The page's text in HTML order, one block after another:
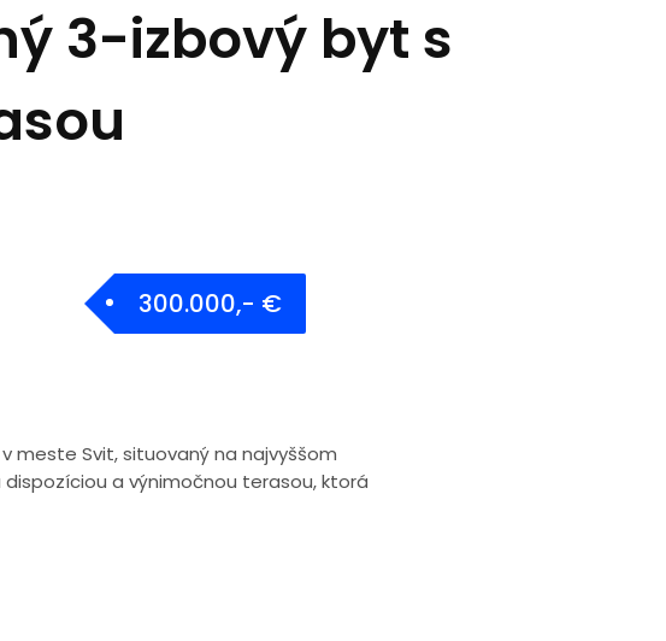
3-izbový byt s
300.000,- €
meste Svit, situovaný na najvyššom
a výnimočnou terasou, ktorá